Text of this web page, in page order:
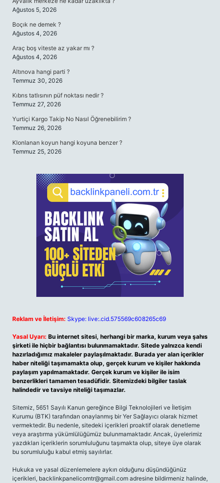
Ağustos 5, 2026
Boçık ne demek ?
Ağustos 4, 2026
Araç boş viteste az yakar mı ?
Ağustos 4, 2026
Altınova hangi parti ?
Temmuz 30, 2026
Kıbrıs tatlısının püf noktası nedir ?
Temmuz 27, 2026
Yurtiçi Kargo Takip No Nasıl Öğrenebilirim ?
Temmuz 26, 2026
Klonlanan koyun hangi koyuna benzer ?
Temmuz 25, 2026
Reklam ve İletişim: Skype: live:.cid.575569c608265c69
Yasal Uyarı: Bu internet sitesi, herhangi bir marka, kurum veya şahıs
şirketi ile hiçbir bağlantısı bulunmamaktadır. Sitede yalnızca kendi
hazırladığımız makaleler paylaşılmaktadır. Burada yer alan içerikler
haber niteliği taşımamakta olup, gerçek kurum ve kişiler hakkında
paylaşım yapılmamaktadır. Gerçek kurum ve kişiler ile isim
benzerlikleri tamamen tesadüfidir. Sitemizdeki bilgiler taslak
halindedir ve tavsiye niteliği taşımazlar.
Sitemiz, 5651 Sayılı Kanun gereğince Bilgi Teknolojileri ve İletişim
Kurumu (BTK) tarafından onaylanmış bir Yer Sağlayıcı olarak hizmet
vermektedir. Bu nedenle, sitedeki içerikleri proaktif olarak denetleme
veya araştırma yükümlülüğümüz bulunmamaktadır. Ancak, üyelerimiz
yazdıkları içeriklerin sorumluluğunu taşımakta olup, siteye üye olarak
bu sorumluluğu kabul etmiş sayılırlar.
Hukuka ve yasal düzenlemelere aykırı olduğunu düşündüğünüz
içerikleri, backlinkpanelicomtr@gmail.com adresine bildirmeniz halinde,